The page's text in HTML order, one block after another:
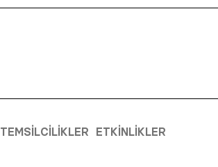
TEMSILCILIKLER ETKINLIKLER